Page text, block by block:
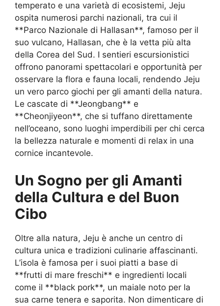
temperato e una varietà di ecosistemi, Jeju
ospita numerosi parchi nazionali, tra cui il
**Parco Nazionale di Hallasan**, famoso per il
suo vulcano, Hallasan, che è la vetta più alta
della Corea del Sud. I sentieri escursionistici
offrono panorami spettacolari e opportunità per
osservare la flora e fauna locali, rendendo Jeju
un vero parco giochi per gli amanti della natura.
Le cascate di **Jeongbang** e
**Cheonjiyeon**, che si tuffano direttamente
nell’oceano, sono luoghi imperdibili per chi cerca
la bellezza naturale e momenti di relax in una
cornice incantevole.
Un Sogno per gli Amanti
della Cultura e del Buon
Cibo
Oltre alla natura, Jeju è anche un centro di
cultura unica e tradizioni culinarie affascinanti.
L’isola è famosa per i suoi piatti a base di
**frutti di mare freschi** e ingredienti locali
come il **black pork**, un maiale noto per la
sua carne tenera e saporita. Non dimenticare di